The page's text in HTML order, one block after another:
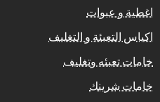
اغطية و عبوات
اكياس التعبئة و التغليف
خامات تعبئه وتغليف
خامات شرينك